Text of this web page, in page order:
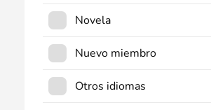
Novela
Nuevo miembro
Otros idiomas